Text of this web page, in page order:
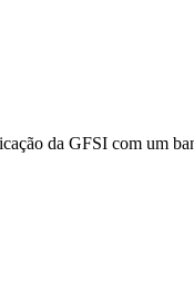
da GFSI com um